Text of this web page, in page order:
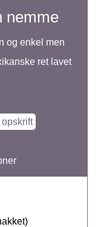
nemme
og enkel men
ret lavet